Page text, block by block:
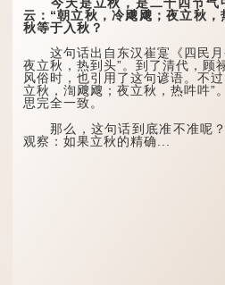
云：“朝立秋，冷飕飕；夜立秋
秋等于入秋？
这句话出自东汉崔寔《四民月
夜立秋，热到头”。到了清代，顾
风俗时，也引用了这句谚语。不
立秋，渹飕飕；夜立秋，热吽吽”
思完全一致。
那么，这句话到底准不准呢？
观察：如果立秋的精确...